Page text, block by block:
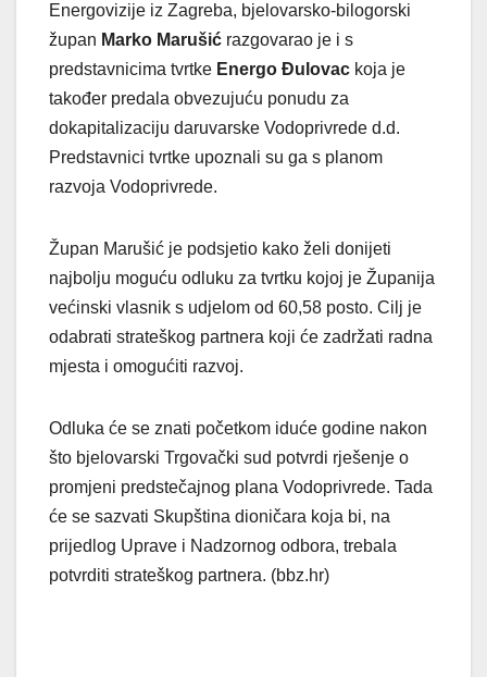
Energovizije iz Zagreba, bjelovarsko-bilogorski
župan Marko Marušić razgovarao je i s
predstavnicima tvrtke Energo Đulovac koja je
također predala obvezujuću ponudu za
dokapitalizaciju daruvarske Vodoprivrede d.d.
Predstavnici tvrtke upoznali su ga s planom
razvoja Vodoprivrede.
Župan Marušić je podsjetio kako želi donijeti
najbolju moguću odluku za tvrtku kojoj je Županija
većinski vlasnik s udjelom od 60,58 posto. Cilj je
odabrati strateškog partnera koji će zadržati radna
mjesta i omogućiti razvoj.
Odluka će se znati početkom iduće godine nakon
što bjelovarski Trgovački sud potvrdi rješenje o
promjeni predstečajnog plana Vodoprivrede. Tada
će se sazvati Skupština dioničara koja bi, na
prijedlog Uprave i Nadzornog odbora, trebala
potvrditi strateškog partnera. (bbz.hr)